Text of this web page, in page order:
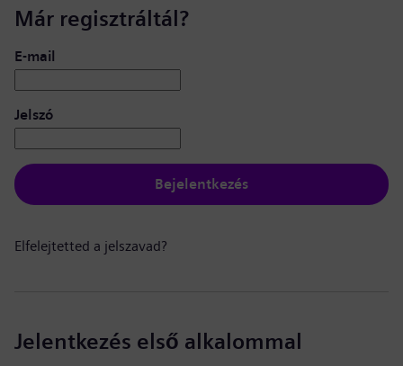
Már regisztráltál?
Bejelentkezés: felhasználó és jelszó
E-mail
Jelszó
Bejelentkezés
Elfelejtetted a jelszavad?
Jelentkezés első alkalommal